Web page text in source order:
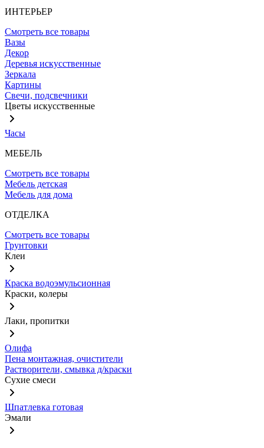
ИНТЕРЬЕР
Смотреть все товары
Вазы
Декор
Деревья искусственные
Зеркала
Картины
Свечи, подсвечники
Цветы искусственные
Часы
МЕБЕЛЬ
Смотреть все товары
Мебель детская
Мебель для дома
ОТДЕЛКА
Смотреть все товары
Грунтовки
Клеи
Краска водоэмульсионная
Краски, колеры
Лаки, пропитки
Олифа
Пена монтажная, очистители
Растворители, смывка д/краски
Сухие смеси
Шпатлевка готовая
Эмали